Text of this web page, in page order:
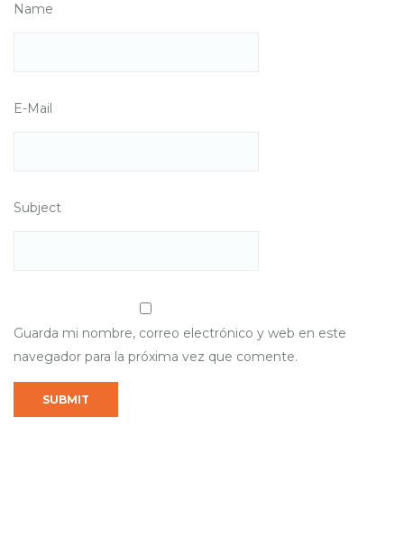
Name
E-Mail
Subject
Guarda mi nombre, correo electrónico y web en este
navegador para la próxima vez que comente.